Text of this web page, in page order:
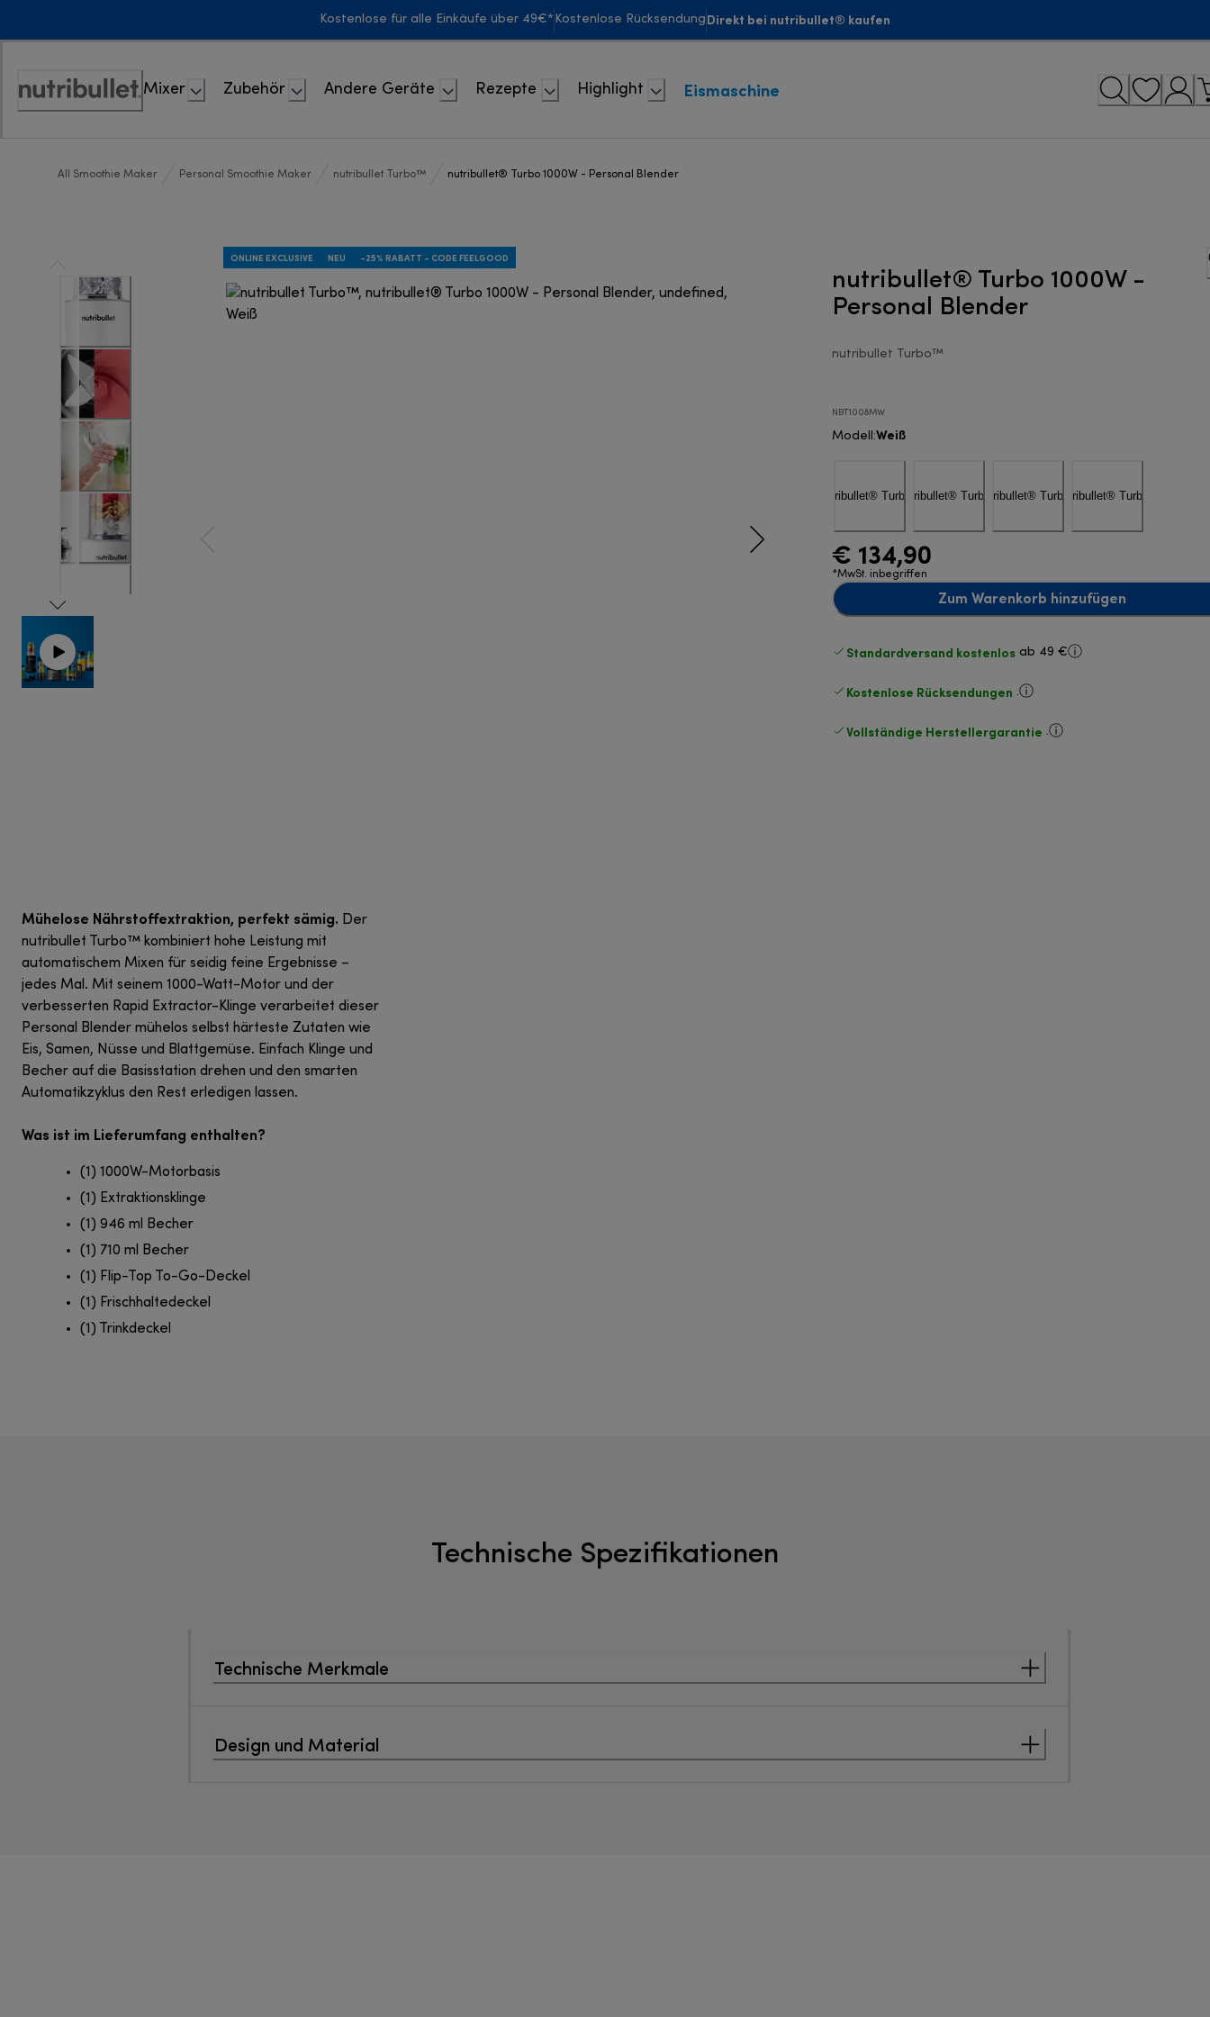
Kostenlose für alle Einkäufe über 49€* Kostenlose Rücksendung Direkt bei nutribullet® kaufen
Erklärung
Mixer Zubehör Andere Geräte Rezepte Highlight Eismaschine
All Smoothie Maker Personal Smoothie Maker nutribullet Turbo™ nutribullet® Turbo 1000W - Personal Blender
ONLINE EXCLUSIVE NEU -25% RABATT - CODE FEELGOOD
nutribullet® Turbo 1000W -
Personal Blender
nutribullet Turbo™
NBT1008MW
Modell :Weiß
€ 134,90
*MwSt. inbegriffen
Zum Warenkorb hinzufügen
Standardversand kostenlos ab 49 €
Kostenlose Rücksendungen .
Vollständige Herstellergarantie .
Mühelose Nährstoffextraktion, perfekt sämig. Der
nutribullet Turbo™ kombiniert hohe Leistung mit
automatischem Mixen für seidig feine Ergebnisse –
jedes Mal. Mit seinem 1000-Watt-Motor und der
verbesserten Rapid Extractor-Klinge verarbeitet dieser
Personal Blender mühelos selbst härteste Zutaten wie
Eis, Samen, Nüsse und Blattgemüse. Einfach Klinge und
Becher auf die Basisstation drehen und den smarten
Automatikzyklus den Rest erledigen lassen.
Was ist im Lieferumfang enthalten?
(1) 1000W-Motorbasis
(1) Extraktionsklinge
(1) 946 ml Becher
(1) 710 ml Becher
(1) Flip-Top To-Go-Deckel
(1) Frischhaltedeckel
(1) Trinkdeckel
Technische Spezifikationen
Technische Merkmale
Design und Material